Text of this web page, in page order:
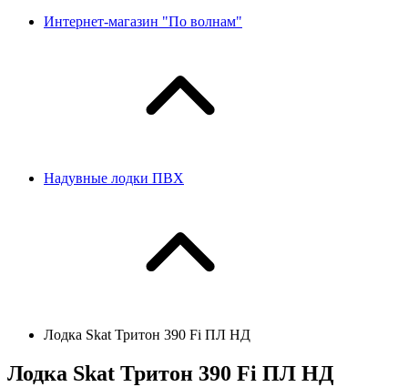
Интернет-магазин "По волнам"
Надувные лодки ПВХ
Лодка Skat Тритон 390 Fi ПЛ НД
Лодка Skat Тритон 390 Fi ПЛ НД